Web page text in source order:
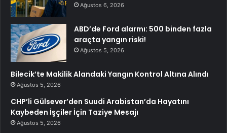
Ağustos 6, 2026
ABD’de Ford alarmı: 500 binden fazla
araçta yangın riski!
Ağustos 5, 2026
Bilecik’te Makilik Alandaki Yangın Kontrol Altına Alındı
Ağustos 5, 2026
CHP’li Gülsever’den Suudi Arabistan’da Hayatını
Kaybeden İşçiler İçin Taziye Mesajı
Ağustos 5, 2026